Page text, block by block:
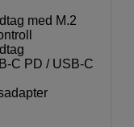
med M.2
C PD / USB-C